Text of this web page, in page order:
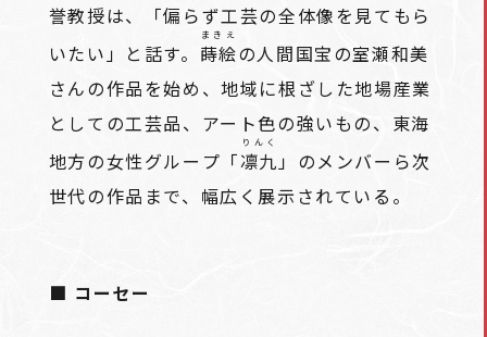
誉教授は、「偏らず工芸の全体像を見てもら
いたい」と話す。 蒔絵
まきえ
の人間国宝の室瀬和美
さんの作品を始め、地域に根ざした地場産業
としての工芸品、アート色の強いもの、東海
地方の女性グループ「凛九
りんく
」のメンバーら次
世代の作品まで、幅広く展示されている。
■ コーセー